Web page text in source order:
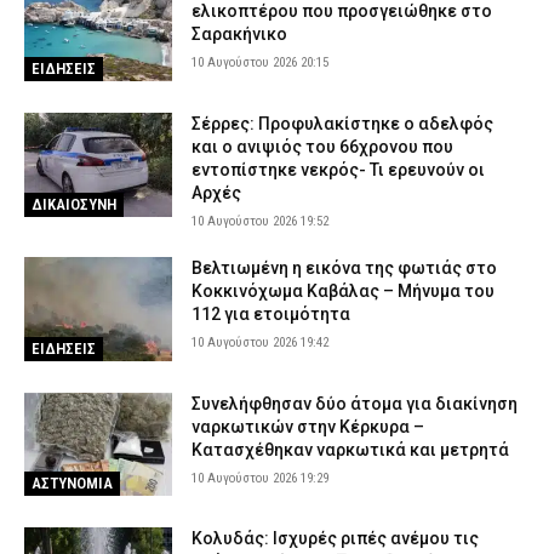
ΕΙΔΗΣΕΙΣ
ελικοπτέρου που προσγειώθηκε στο
Σαρακήνικο
10 Αυγούστου 2026 20:15
ΔΙΚΑΙΟΣΥΝΗ
Σέρρες: Προφυλακίστηκε ο αδελφός
και ο ανιψιός του 66χρονου που
εντοπίστηκε νεκρός- Τι ερευνούν οι
Αρχές
10 Αυγούστου 2026 19:52
ΕΙΔΗΣΕΙΣ
Βελτιωμένη η εικόνα της φωτιάς στο
Κοκκινόχωμα Καβάλας – Μήνυμα του
112 για ετοιμότητα
10 Αυγούστου 2026 19:42
ΑΣΤΥΝΟΜΙΑ
Συνελήφθησαν δύο άτομα για διακίνηση
ναρκωτικών στην Κέρκυρα –
Κατασχέθηκαν ναρκωτικά και μετρητά
10 Αυγούστου 2026 19:29
Κολυδάς: Ισχυρές ριπές ανέμου τις